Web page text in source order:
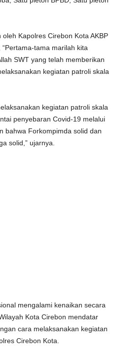
Kapolres Cirebon Kota AKBP
tama marilah kita
SWT yang telah memberikan
kegiatan patroli skala
kegiatan patroli skala
penyebaran Covid-19 melalui
bahwa Forkompimda solid dan
solid,” ujarnya.
mengalami kenaikan secara
Kota Cirebon mendatar
cara melaksanakan kegiatan
Cirebon Kota.